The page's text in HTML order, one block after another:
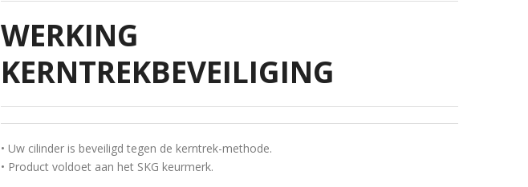
WERKING
KERNTREKBEVEILIGING
• Uw cilinder is beveiligd tegen de kerntrek-methode.
• Product voldoet aan het SKG keurmerk.